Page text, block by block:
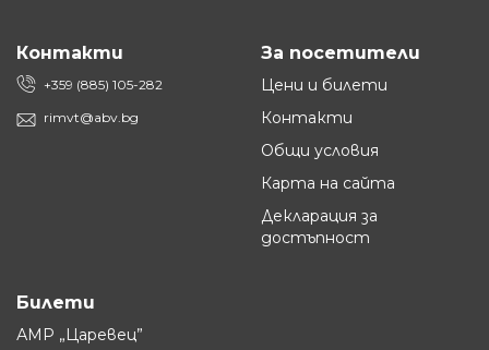
Контакти
+359 (885) 105-282
rimvt@abv.bg
За посетители
Цени и билети
Контакти
Общи условия
Карта на сайта
Декларация за
достъпност
Билети
АМР „Царевец”